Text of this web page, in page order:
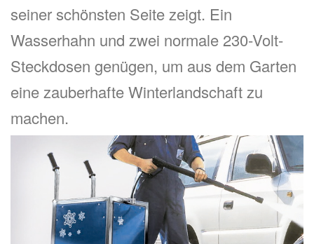
seiner schönsten Seite zeigt. Ein
Wasserhahn und zwei normale 230-Volt-
Steckdosen genügen, um aus dem Garten
eine zauberhafte Winterlandschaft zu
machen.